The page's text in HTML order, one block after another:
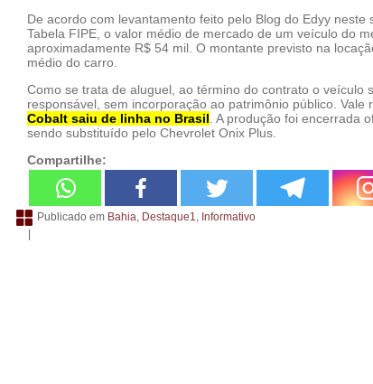
De acordo com levantamento feito pelo Blog do Edyy neste
Tabela FIPE, o valor médio de mercado de um veículo do
aproximadamente R$ 54 mil. O montante previsto na
médio do carro.
Como se trata de aluguel, ao término do contrato o veículo
responsável, sem incorporação ao patrimônio público. Vale
Cobalt saiu de linha no Brasil . A produção foi encerrada
sendo substituído pelo Chevrolet Onix Plus.
Compartilhe:
Publicado em Bahia Destaque1
Informativo
|